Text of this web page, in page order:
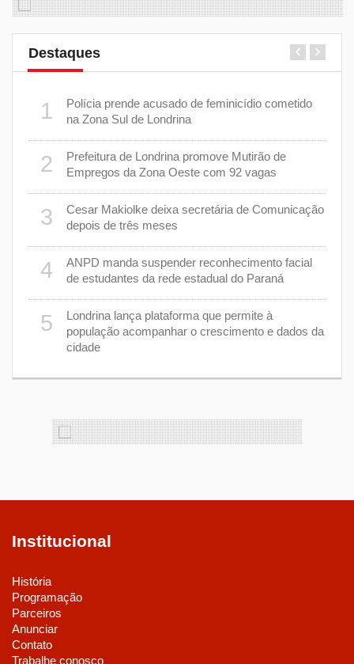
Destaques
1
Polícia prende acusado de feminicídio cometido
na Zona Sul de Londrina
2
Prefeitura de Londrina promove Mutirão de
Empregos da Zona Oeste com 92 vagas
3
Cesar Makiolke deixa secretária de Comunicação
depois de três meses
4
ANPD manda suspender reconhecimento facial
de estudantes da rede estadual do Paraná
5
Londrina lança plataforma que permite à
população acompanhar o crescimento e dados da
cidade
Institucional
História
Programação
Parceiros
Anunciar
Contato
Trabalhe conosco